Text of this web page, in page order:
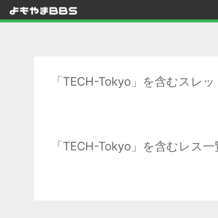
「TECH-Tokyo」を含むスレ
「TECH-Tokyo」を含むレス一